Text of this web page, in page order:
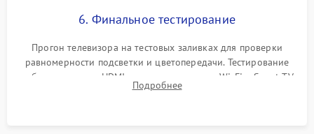
6. Финальное тестирование
Прогон телевизора на тестовых заливках для проверки
равномерности подсветки и цветопередачи. Тестирование
работы разъемов HDMI, динамиков, модуля Wi-Fi и Smart TV
в рабочем режиме в течение нескольких часов.
Подробнее